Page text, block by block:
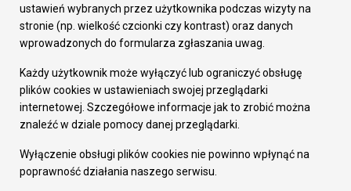
Fundusze europejskie
Środki krajowe
Oferty inwestycyjne
Pozostałe
Deklaracja dostępności
Dane osobowe
Dodaj opinię o witrynie
ustawień wybranych przez użytkownika podczas wizyty na
stronie (np. wielkość czcionki czy kontrast) oraz danych
wprowadzonych do formularza zgłaszania uwag.
Każdy użytkownik może wyłączyć lub ograniczyć obsługę
plików cookies w ustawieniach swojej przeglądarki
internetowej. Szczegółowe informacje jak to zrobić można
znaleźć w dziale pomocy danej przeglądarki.
Wyłączenie obsługi plików cookies nie powinno wpłynąć na
poprawność działania naszego serwisu.